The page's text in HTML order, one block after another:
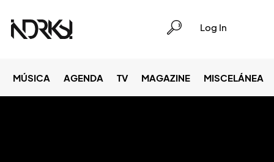
Log In
MÚSICA AGENDA TV MAGAZINE MISCELÁNEA